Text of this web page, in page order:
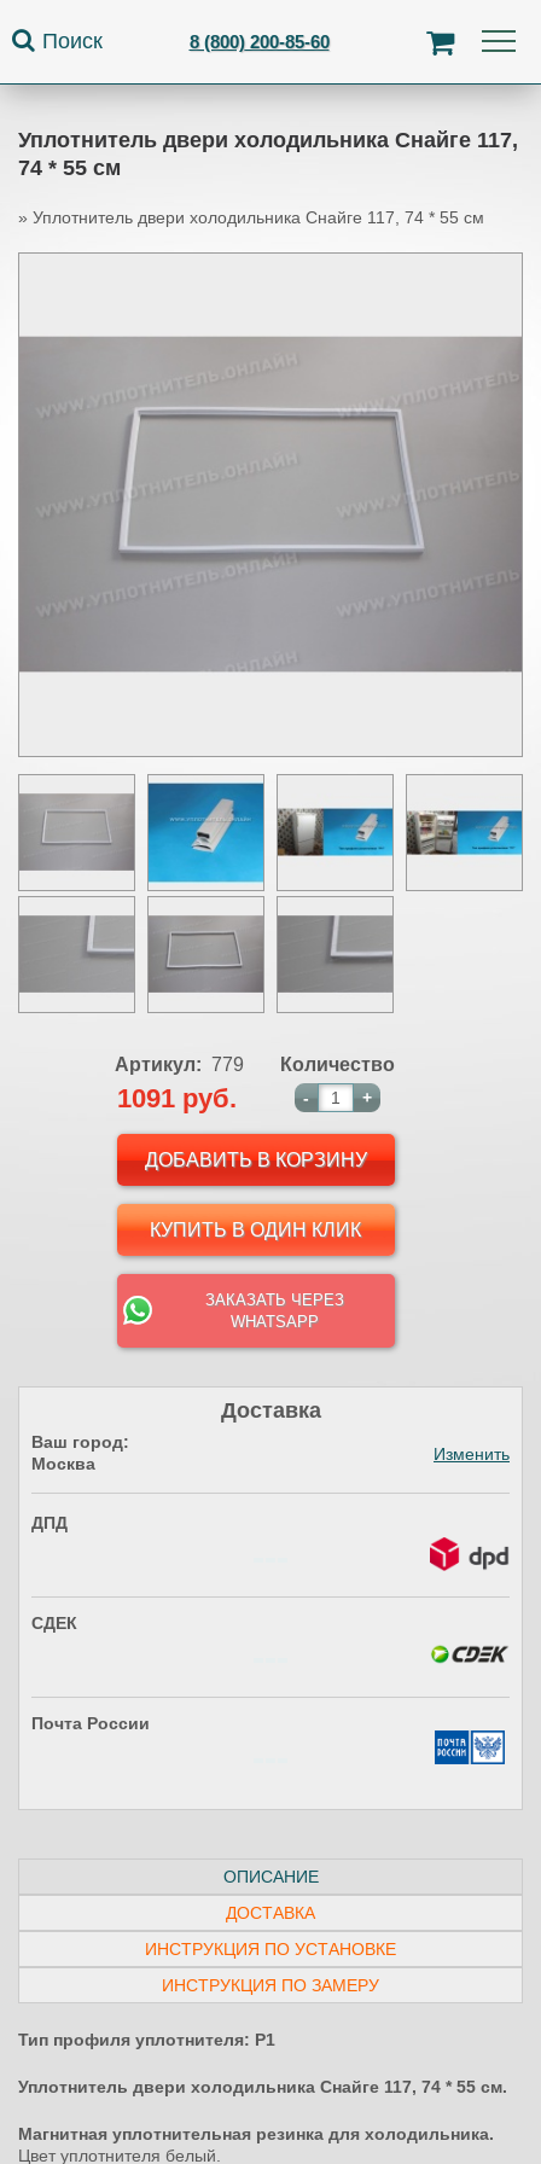
Поиск 8 (800) 200-85-60
Уплотнитель двери холодильника Снайге 117,
74 * 55 см
Вы здесь
» Уплотнитель двери холодильника Снайге 117, 74 * 55 см
Артикул: 779
1091 руб.
Количество
- +
КУПИТЬ В ОДИН КЛИК
ЗАКАЗАТЬ ЧЕРЕЗ
WHATSAPP
Доставка
Ваш город:
Москва
Изменить
ДПД
СДЕК
Почта России
ОПИСАНИЕ
ДОСТАВКА
ИНСТРУКЦИЯ ПО УСТАНОВКЕ
ИНСТРУКЦИЯ ПО ЗАМЕРУ
Тип профиля уплотнителя: P1
Уплотнитель двери холодильника Снайге 117, 74 * 55 см.
Магнитная уплотнительная резинка для холодильника.
Цвет уплотнителя белый.